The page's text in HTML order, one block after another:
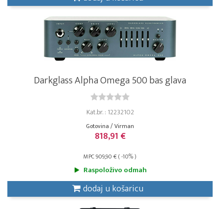
Darkglass Alpha Omega 500 bas glava
Kat.br. : 12232102
Gotovina / Virman
818,91 €
MPC 909,90 € ( -10% )
Raspoloživo odmah
dodaj u košaricu